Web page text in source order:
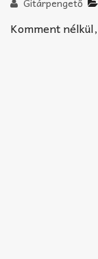
TABok
Komment